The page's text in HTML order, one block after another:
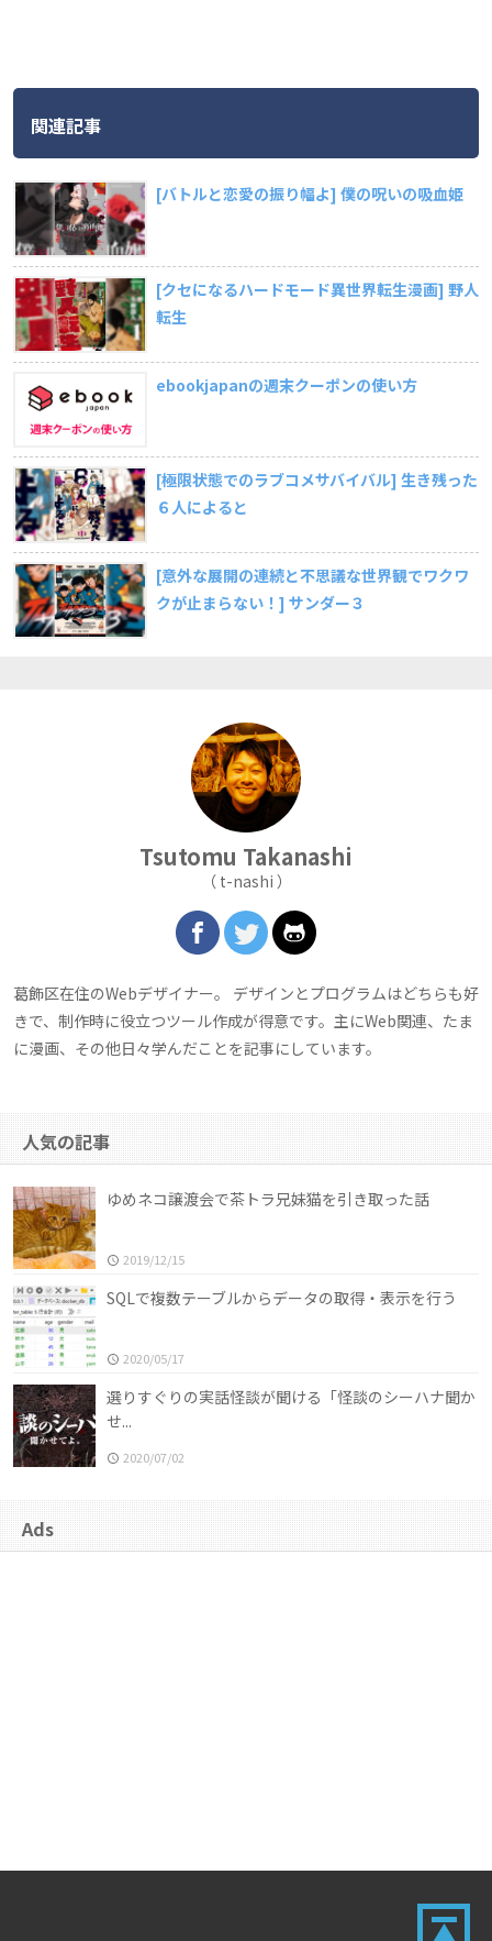
関連記事
[バトルと恋愛の振り幅よ] 僕の呪いの吸血姫
[クセになるハードモード異世界転生漫画] 野人
転生
ebookjapanの週末クーポンの使い方
[極限状態でのラブコメサバイバル] 生き残った
６人によると
[意外な展開の連続と不思議な世界観でワクワ
クが止まらない！] サンダー３
Tsutomu Takanashi
（ t-nashi ）
葛飾区在住のWebデザイナー。 デザインとプログラムはどちらも好
きで、制作時に役立つツール作成が得意です。主にWeb関連、たま
に漫画、その他日々学んだことを記事にしています。
人気の記事
ゆめネコ譲渡会で茶トラ兄妹猫を引き取った話
2019/12/15
SQLで複数テーブルからデータの取得・表示を行う
2020/05/17
選りすぐりの実話怪談が聞ける「怪談のシーハナ聞か
せ...
2020/07/02
Ads